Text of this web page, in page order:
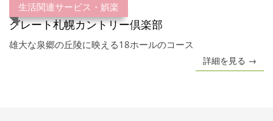
生活関連サービス・娯楽
グレート札幌カントリー倶楽部
雄大な泉郷の丘陵に映える18ホールのコース
詳細を見る →